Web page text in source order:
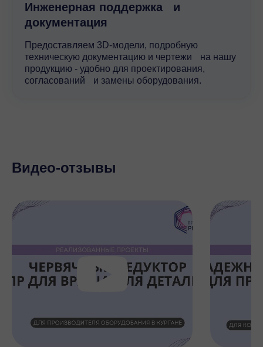
Инженерная поддержка и
документация
Предоставляем 3D-модели, подробную
техническую документацию и чертежи на нашу
продукцию - удобно для проектирования,
согласований и замены оборудования.
Видео-отзывы